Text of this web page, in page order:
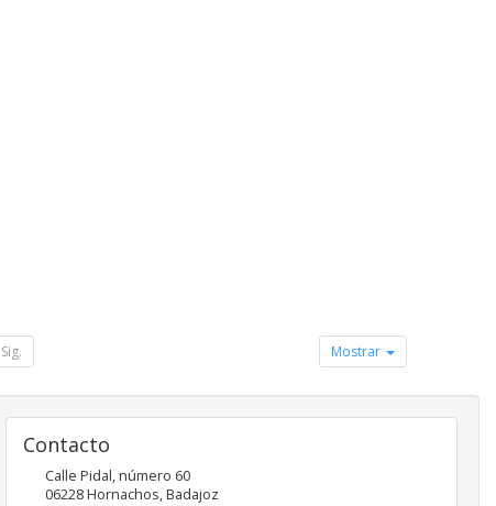
Sig. Mostrar
Contacto
Calle Pidal, número 60
06228Hornachos,Badajoz